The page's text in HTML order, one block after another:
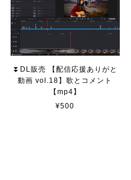
⏬DL販売 【配信応援ありがと
動画 vol.18】歌とコメント
【mp4】
¥500